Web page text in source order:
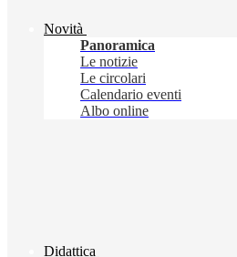
Novità
Panoramica
Le notizie
Le circolari
Calendario eventi
Albo online
Didattica